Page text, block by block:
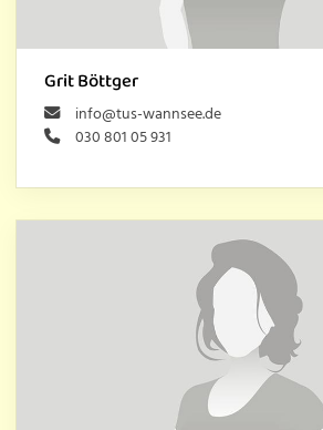
Grit Böttger
info@tus-wannsee.de
030 801 05 931